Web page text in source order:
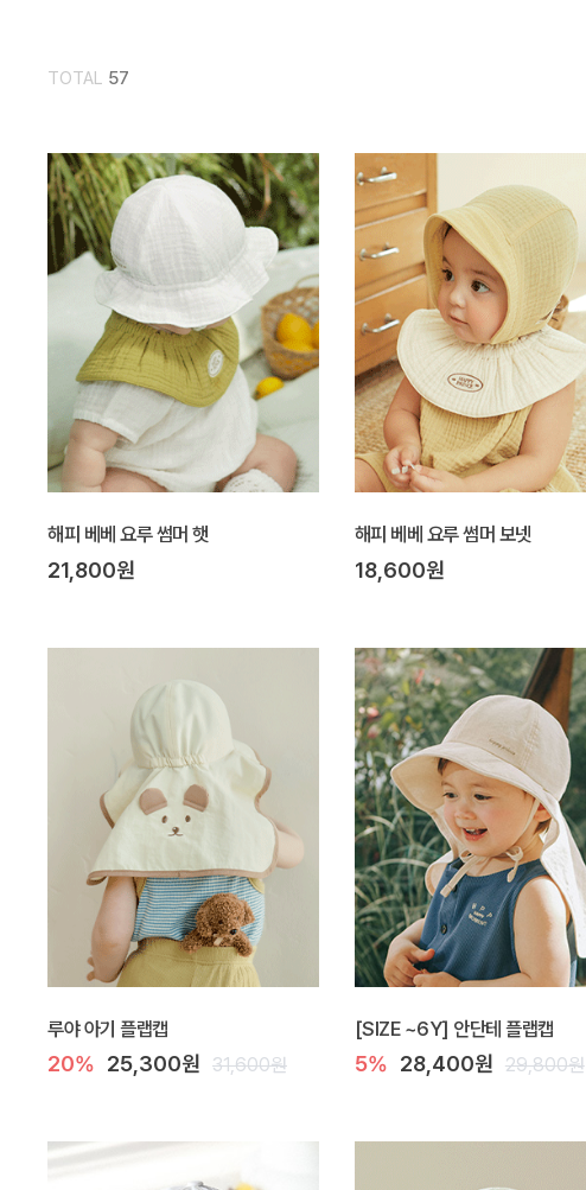
TOTAL 57
해피 베베 요루 썸머 햇
21,800원
해피 베베 요루 썸머 보넷
18,600원
루야 아기 플랩캡
20% 25,300원 31,600원
[SIZE ~6Y] 안단테 플랩캡
5% 28,400원 29,800원